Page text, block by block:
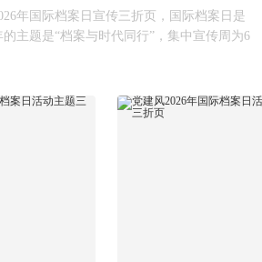
年国际档案日宣传三折页，‌国际档案日是
主题是“档案与时代同行”，集中宣传周为6